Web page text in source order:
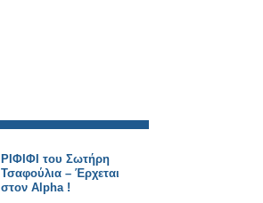
ΡΙΦΙΦΙ του Σωτήρη
Τσαφούλια – Έρχεται
στον Alpha !